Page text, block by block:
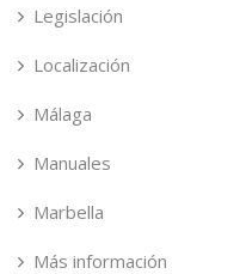
Legislación
Localización
Málaga
Manuales
Marbella
Más información